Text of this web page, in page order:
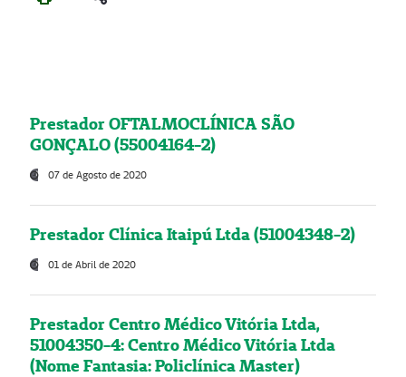
Prestador OFTALMOCLÍNICA SÃO
GONÇALO (55004164-2)
07 de Agosto de 2020
Prestador Clínica Itaipú Ltda (51004348-2)
01 de Abril de 2020
Prestador Centro Médico Vitória Ltda,
51004350-4: Centro Médico Vitória Ltda
(Nome Fantasia: Policlínica Master)